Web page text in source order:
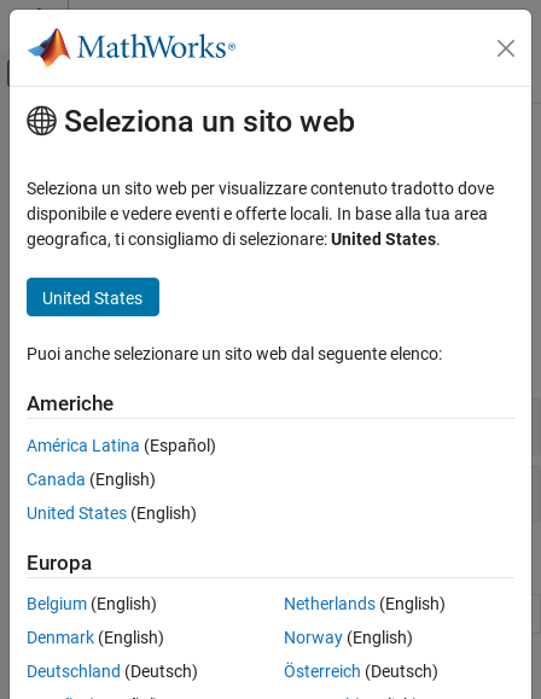
Vai al contenuto
Attiva/disattiva menu di navigazione
Pagina iniziale della documentazione
Etichette e stile
illuminazione
Categoria
Controllo dell'interazione
Illuminazione, trasparenza e ombreggiatura
Contenuto principale
Viste della fotocamera
Posizionamento dei punti di visuale
Cambiare la visuale della telecamera in una scena per modificare
Funzioni
espandi tutto
Vista degli assi e trasformazioni
Controlli della fotocamera
Proprietà
Axes Properties Axes appearance and behavior
Argomenti
Seleziona un sito web
Seleziona un sito web per visualizzare contenuto tradotto dove
disponibile e vedere eventi e offerte locali. In base alla tua area
geografica, ti consigliamo di selezionare:United States.
United States
Puoi anche selezionare un sito web dal seguente elenco:
Americhe
América Latina (Español)
Canada (English)
United States (English)
Europa
Belgium (English)
Denmark (English)
Deutschland (Deutsch)
Netherlands(English)
Norway(English)
Österreich (Deutsch)